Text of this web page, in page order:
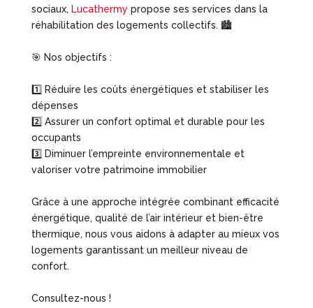
sociaux, Lucathermy propose ses services dans la
réhabilitation des logements collectifs. 🏙
🎯 Nos objectifs :
1️⃣ Réduire les coûts énergétiques et stabiliser les
dépenses
2️⃣ Assurer un confort optimal et durable pour les
occupants
3️⃣ Diminuer l’empreinte environnementale et
valoriser votre patrimoine immobilier
Grâce à une approche intégrée combinant efficacité
énergétique, qualité de l’air intérieur et bien-être
thermique, nous vous aidons à adapter au mieux vos
logements garantissant un meilleur niveau de
confort.
Consultez-nous !